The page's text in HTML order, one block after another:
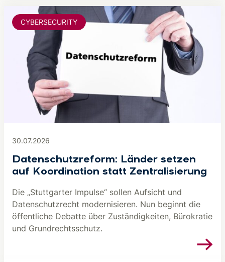
30.07.2026
Datenschutzreform: Länder setzen
auf Koordination statt Zentralisierung
Die „Stuttgarter Impulse“ sollen Aufsicht und
Datenschutzrecht modernisieren. Nun beginnt die
öffentliche Debatte über Zuständigkeiten, Bürokratie
und Grundrechtsschutz.
CYBERSECURITY